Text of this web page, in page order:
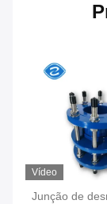
Vídeo
Dn600 Pn16